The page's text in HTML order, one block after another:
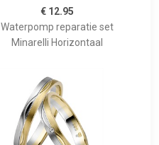
€ 12.95
Waterpomp reparatie set
Minarelli Horizontaal